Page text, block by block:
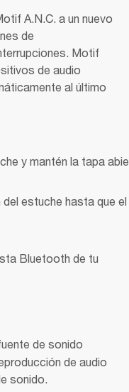
A.N.C. a un nuevo
de
Motif
de audio
al último
y mantén la tapa
estuche hasta que
Bluetooth de tu
de sonido
de audio
sonido.